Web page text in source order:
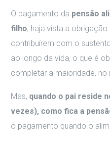
O pagamento da pensão
filho, haja vista a
contribuírem com o
ao longo da vida, o que é
completar a maioridade, no
Mas, quando o pai reside
vezes), como fica a
o pagamento quando o